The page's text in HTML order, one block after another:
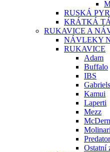
RUSKÁ
KRÁTKÁ
RUKAVICE A
NÁVLEKY
RUKAVICE
Adam
Buffalo
IBS
Gabriels
Kamui
Laperti
Mezz
Molinari
Predator
Ostatní